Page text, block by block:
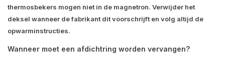
thermosbekers mogen niet in de magnetron. Verwijder het
deksel wanneer de fabrikant dit voorschrijft en volg altijd de
opwarminstructies.
Wanneer moet een afdichtring worden vervangen?